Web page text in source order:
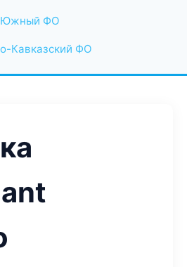
Южный ФО
Кавказский ФО